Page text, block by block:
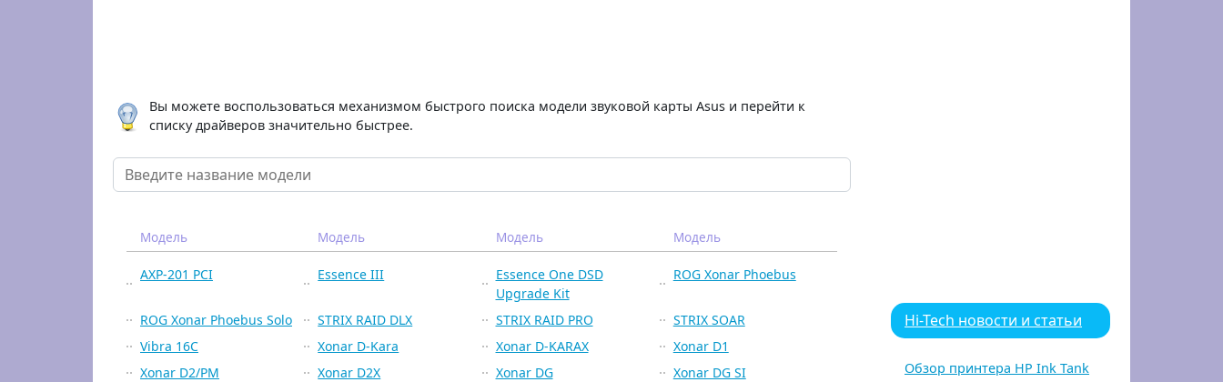
Вы можете воспользоваться механизмом быстрого поиска модели звуковой карты Asus и перейти к
списку драйверов значительно быстрее.
Модель Модель Модель Модель
AXP-201 PCI Essence III
Essence One DSD
Upgrade Kit
ROG Xonar Phoebus
ROG Xonar Phoebus Solo STRIX RAID DLX STRIX RAID PRO
STRIX SOAR
Vibra 16C
Xonar D-Kara Xonar D-KARAX
Xonar D1
Xonar D2/PM
Xonar D2X Xonar DG
Xonar DG SI
Hi-Tech новости и статьи
Обзор принтера HP Ink Tank